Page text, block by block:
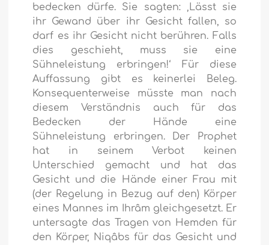
bedecken dürfe. Sie sagten: ‚Lässt sie
ihr Gewand über ihr Gesicht fallen, so
darf es ihr Gesicht nicht berühren. Falls
dies geschieht, muss sie eine
Sühneleistung erbringen!‘ Für diese
Auffassung gibt es keinerlei Beleg.
Konsequenterweise müsste man nach
diesem Verständnis auch für das
Bedecken der Hände eine
Sühneleistung erbringen. Der Prophet
hat in seinem Verbot keinen
Unterschied gemacht und hat das
Gesicht und die Hände einer Frau mit
(der Regelung in Bezug auf den) Körper
eines Mannes im Ihrâm gleichgesetzt. Er
untersagte das Tragen von Hemden für
den Körper, Niqâbs für das Gesicht und